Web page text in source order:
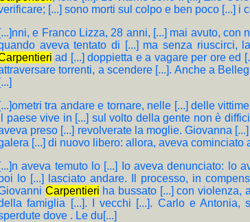
[...] sono morti sul colpo e ben poco [...] i
[...]nni, e Franco Lizza, 28 anni, [...] mai avuto, con
aveva tentato di [...] ma senza riuscirci,
ad [...] doppietta e a vagare per ore ed
torrenti, a scendere [...]. Anche a
[...]
[...]ometri tra andare e tornare, nelle [...] delle
Il paese vive in [...] sul volto della gente non è
preso [...] revolverate la moglie. Giovanna
[...] di nuovo libero: allora, aveva cominciato
[...]n aveva temuto lo [...] Io aveva denunciato: lo
lo [...] lasciato andare. Il processo, in
Carpentieri ha bussato [...] con violenza,
famiglia [...]. I vecchi [...]. Carlo e Antonia,
dove . Le du[...]